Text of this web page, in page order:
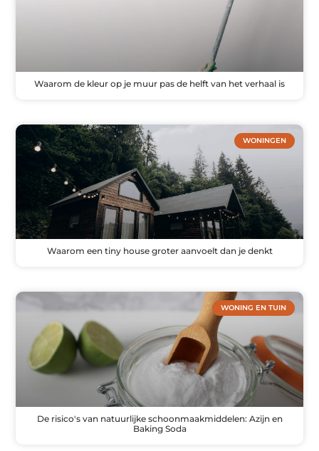
Waarom de kleur op je muur pas de helft van het verhaal is
WONINGEN
Waarom een tiny house groter aanvoelt dan je denkt
WONING EN TUIN
De risico's van natuurlijke schoonmaakmiddelen: Azijn en
Baking Soda